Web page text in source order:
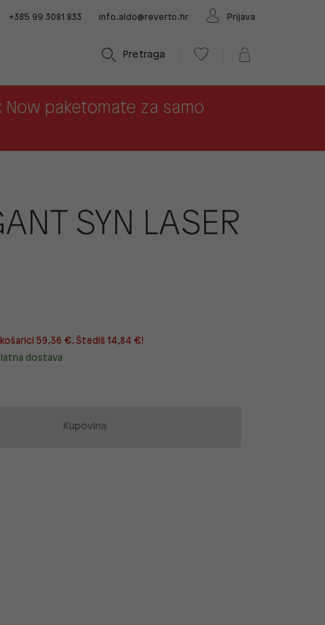
+385 99 3081 833 info.aldo@reverto.hr Prijava
Pretraga
paketomate za samo
SYN LASER
59,36 €. Štediš 14,84 €!
dostava
Kupovina